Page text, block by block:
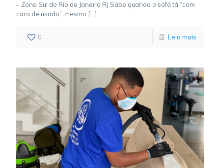
– Zona Sul do Rio de Janeiro RJ Sabe quando o sofá tá “com
cara de usado”, mesmo […]
0 Leia mais